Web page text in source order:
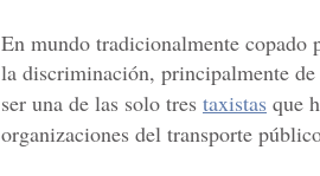
En mundo tradicionalmente copado
la discriminación, principalmente
ser una de las solo tres taxistas que
organizaciones del transporte